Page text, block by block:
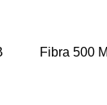
Fibra 500